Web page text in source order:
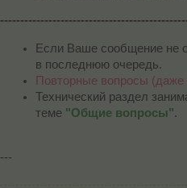
Если Ваше сообщение не
в последнюю очередь.
Повторные вопросы (даже
Технический раздел
теме "Общие вопросы".
---